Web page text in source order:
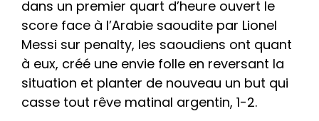
dans un premier quart d’heure ouvert le
score face à l’Arabie saoudite par Lionel
Messi sur penalty, les saoudiens ont quant
à eux, créé une envie folle en reversant la
situation et planter de nouveau un but qui
casse tout rêve matinal argentin, 1-2.